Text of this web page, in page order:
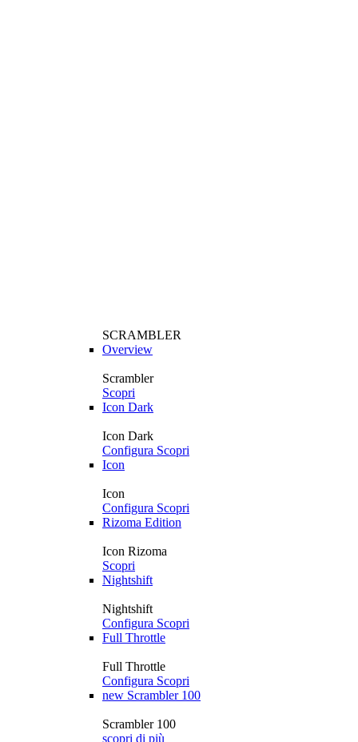
SCRAMBLER
Overview
Scrambler
Scopri
Icon Dark
Icon Dark
Configura Scopri
Icon
Icon
Configura Scopri
Rizoma Edition
Icon Rizoma
Scopri
Nightshift
Nightshift
Configura Scopri
Full Throttle
Full Throttle
Configura Scopri
new Scrambler 100
Scrambler 100
scopri di più